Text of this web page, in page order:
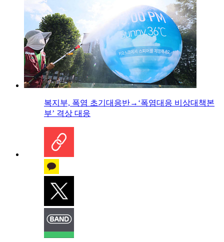
복지부, 폭염 초기대응반→‘폭염대응 비상대책본
부’ 격상 대응